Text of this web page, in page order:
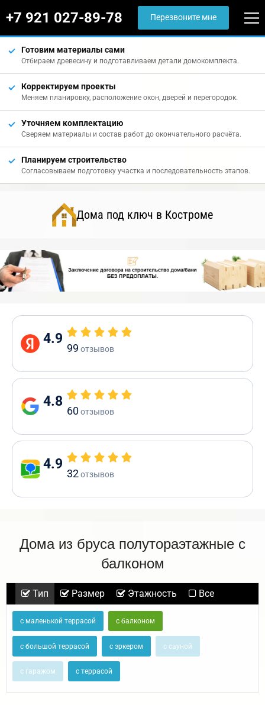
+7 921 027-89-78 Перезвоните мне
Готовим материалы сами
Отбираем древесину и подготавливаем детали домокомплекта.
Корректируем проекты
Меняем планировку, расположение окон, дверей и перегородок.
Уточняем комплектацию
Сверяем материалы и состав работ до окончательного расчёта.
Планируем строительство
Согласовываем подготовку участка и последовательность этапов.
Дома под ключ в Костроме
4.9
99 отзывов
4.8
60отзывов
4.9
32отзывов
Дома из бруса полутораэтажные с
балконом
Тип Размер Этажность Все
с маленькой террасой с балконом
с большой террасой с эркером с сауной
с гаражом с террасой